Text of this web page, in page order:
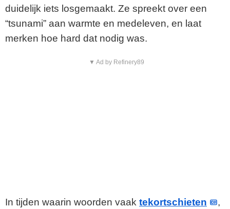
duidelijk iets losgemaakt. Ze spreekt over een
“tsunami” aan warmte en medeleven, en laat
merken hoe hard dat nodig was.
▼ Ad by Refinery89
In tijden waarin woorden vaak tekortschieten
,